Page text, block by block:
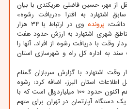
از مهر، حسین فاضلی هریکندی با بیان
اشتهارد به افترا «دریافت رشوه»
پرونده
وی در ارتباط با ۳۴ هزار
شهری اشتهارد به ارزش حدود هفت
وقت با دریافت رشوه از افراد، آنها را
به اداره کل راه و شهرسازی استان
وقت اشتهارد با گزارش سربازان گمنام
استان البرز، اضافه کرد: رشوه
دریافت شده توسط متهم هم اکنون حدود ۱۰۰ میلیاردریال است که با
دستگاه آپارتمان در تهران برای متهم